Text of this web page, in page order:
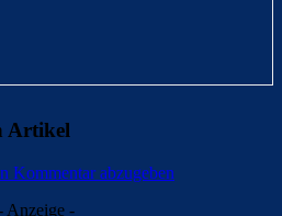
Artikel
Kommentar abzugeben